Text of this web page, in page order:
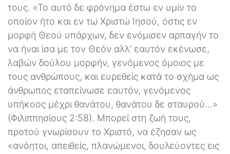
τους. «Το αυτό δε φρόνημα έστω εν υμίν το
οποίον ήτο και εν τω Χριστώ Ιησού, όστις εν
μορφή Θεού υπάρχων, δεν ενόμισεν αρπαγήν το
να ήναι ίσα με τον Θεόν αλλ’ εαυτόν εκένωσε,
λαβών δούλου μορφήν, γενόμενος όμοιος με
τους ανθρώπους, και ευρεθείς κατά το σχήμα ως
άνθρωπος εταπείνωσε εαυτόν, γενόμενος
υπήκοος μέχρι θανάτου, θανάτου δε σταυρού...»
(Φιλιππησίους 2:58). Μπορεί στη ζωή τους,
προτού γνωρίσουν το Χριστό, να έζησαν ως
«ανόητοι, απειθείς, πλανώμενοι, δουλεύοντες εις